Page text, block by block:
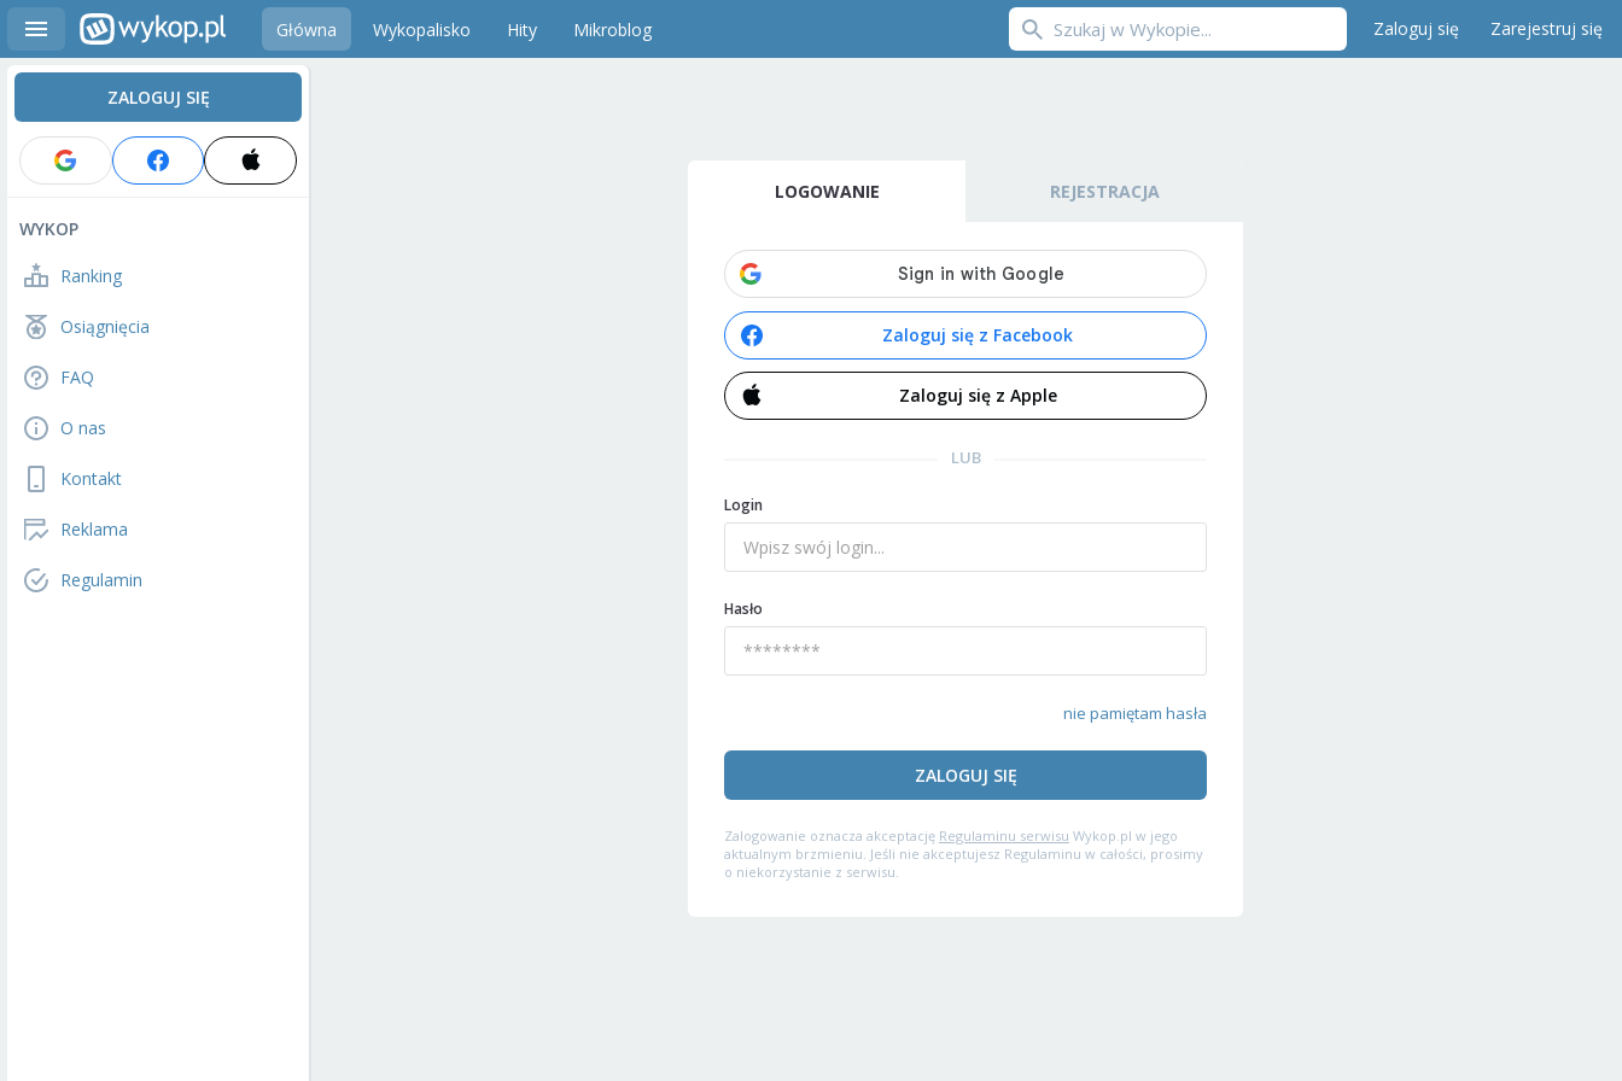
Główna Wykopalisko Hity Mikroblog Zaloguj się Zarejestruj się
ZALOGUJ SIĘ
WYKOP
Ranking
Osiągnięcia
FAQ
O nas
Kontakt
Reklama
Regulamin
LOGOWANIE REJESTRACJA
Zaloguj się z Facebook
Zaloguj się z Apple
LUB
Login
Hasło
nie pamiętam hasła
ZALOGUJ SIĘ
Zalogowanie oznacza akceptację Regulaminu serwisu Wykop.pl w jego
aktualnym brzmieniu. Jeśli nie akceptujesz Regulaminu w całości, prosimy
o niekorzystanie z serwisu.